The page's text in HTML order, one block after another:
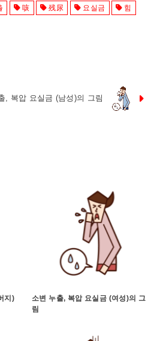
咳 残尿 요실금 힘
, 복압 요실금 (남성)의 그림
지)
소변 누출, 복압 요실금 (여성)의 그
림